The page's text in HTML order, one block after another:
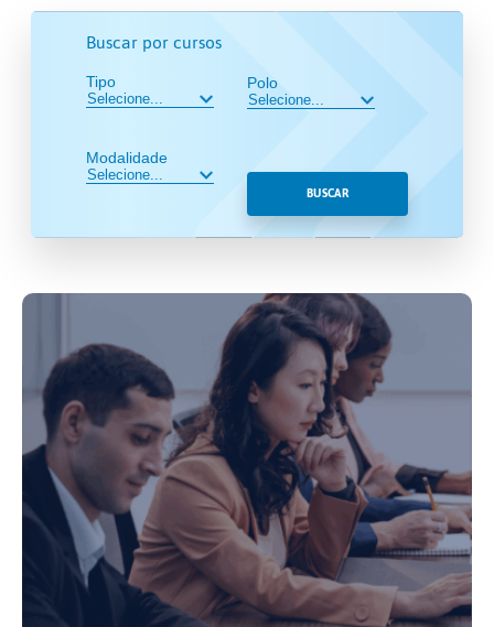
Buscar por cursos
Tipo
Modalidade
Polo
BUSCAR